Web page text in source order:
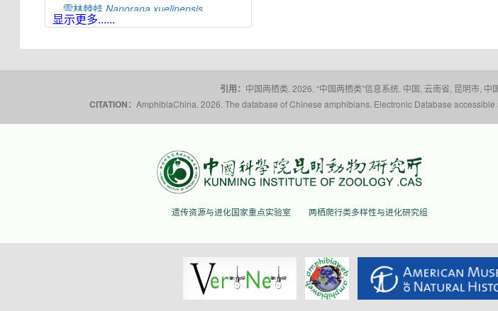
雪林棘蛙Nanorana xuelinensis
云南棘蛙Nanorana yunnanensis
隆子棘蛙Nanorana zhaoermii
显示更多......
引用： 中国两栖类. 2026. “中国两栖类”信息系统. 中国, 云南省, 昆明市,
CITATION： AmphibiaChina. 2026. The database of Chinese amphibians. Electronic Database
遗传资源与进化国家重点实验室 两栖爬行类多样性与进化研究组